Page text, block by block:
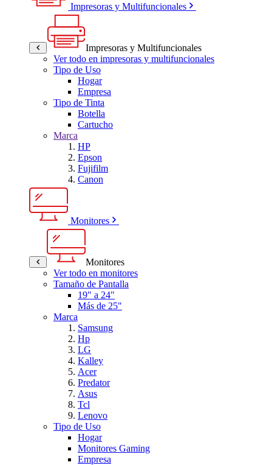
Impresoras y Multifuncionales
Impresoras y Multifuncionales
Ver todo en impresoras y multifuncionales
Tipo de Uso
Hogar
Empresa
Tipo de Tinta
Botella
Cartucho
Marca
HP
Epson
Fujifilm
Canon
Monitores
Monitores
Ver todo en monitores
Tamaño de Pantalla
19" a 24"
Más de 25"
Marca
Samsung
Hp
LG
Kalley
Acer
Predator
Asus
Tcl
Lenovo
Tipo de Uso
Hogar
Monitores Gaming
Empresa